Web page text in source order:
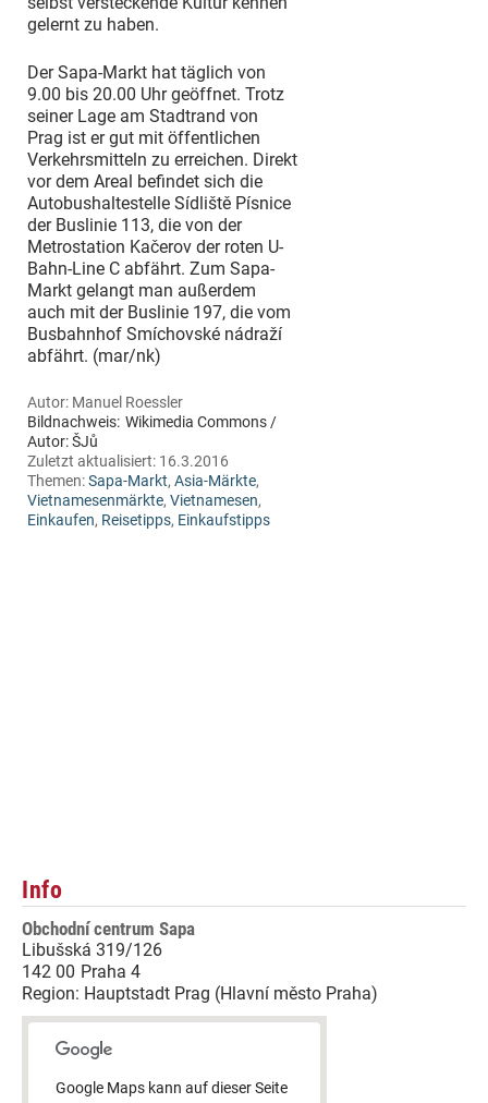
gelernt zu haben.
Der Sapa-Markt hat täglich von
9.00 bis 20.00 Uhr geöffnet. Trotz
seiner Lage am Stadtrand von
Prag ist er gut mit öffentlichen
Verkehrsmitteln zu erreichen. Direkt
vor dem Areal befindet sich die
Autobushaltestelle Sídliště Písnice
der Buslinie 113, die von der
Metrostation Kačerov der roten U-
Bahn-Line C abfährt. Zum Sapa-
Markt gelangt man außerdem
auch mit der Buslinie 197, die vom
Busbahnhof Smíchovské nádraží
abfährt. (mar/nk)
Autor: Manuel Roessler
Bildnachweis: Wikimedia Commons /
Autor: ŠJů
Zuletzt aktualisiert: 16.3.2016
Themen:Sapa-Markt, Asia-Märkte,
Vietnamesenmärkte, Vietnamesen,
Einkaufen, Reisetipps, Einkaufstipps
Info
Obchodní centrum Sapa
Libušská 319/126
142 00 Praha 4
Region: Hauptstadt Prag (Hlavní město Praha)
Google Maps kann auf dieser Seite